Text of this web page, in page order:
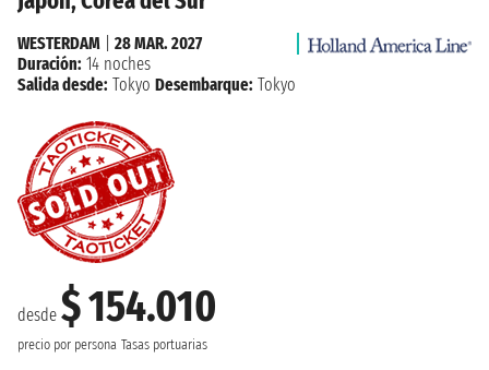
desde $ 154.010
precio por persona Tasas portuarias
WESTERDAM
28 MAR. 2027
Duración: 14 noches
Salida desde: Tokyo Desembarque: Tokyo